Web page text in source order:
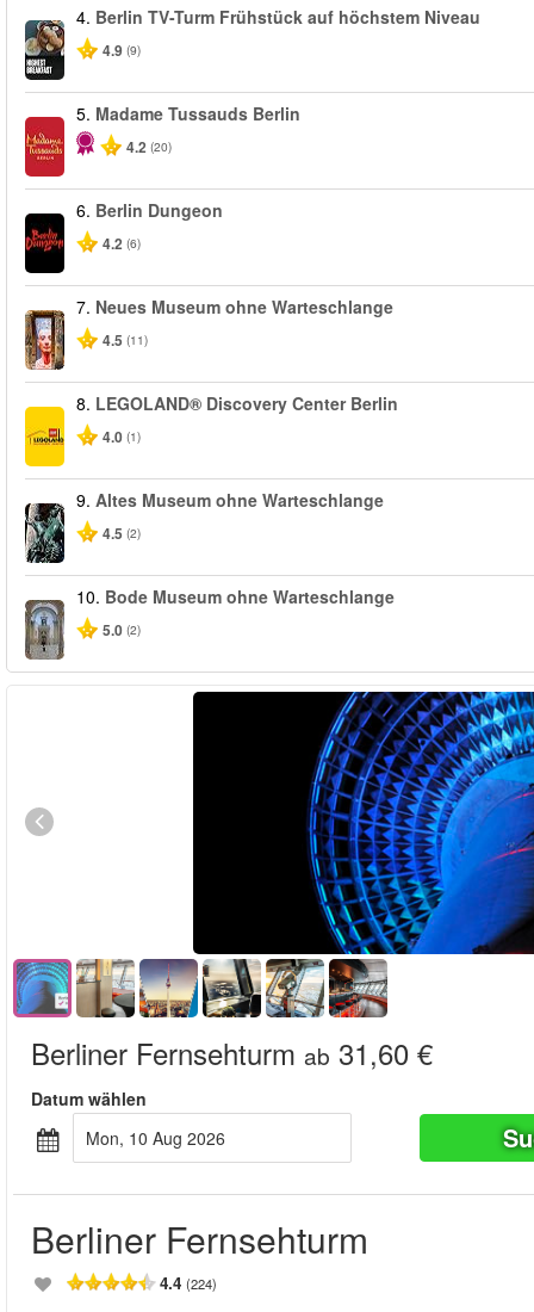
4. Berlin TV-Turm Frühstück auf höchstem Niveau
4.9 (9)
5. Madame Tussauds Berlin
4.2 (20)
6. Berlin Dungeon
4.2 (6)
7. Neues Museum ohne Warteschlange
4.5 (11)
8. LEGOLAND® Discovery Center Berlin
4.0 (1)
9. Altes Museum ohne Warteschlange
4.5 (2)
10. Bode Museum ohne Warteschlange
5.0 (2)
Berliner Fernsehturm ab 31,60 €
Datum wählen
Mon, 10 Aug 2026
Berliner Fernsehturm
4.4 (224)